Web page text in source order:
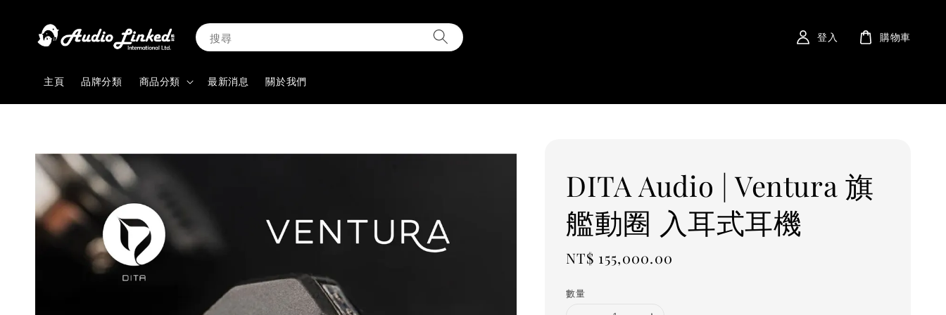
搜尋
主頁 品牌分類 商品分類 最新消息 關於我們
登入 購物車
DITA Audio | Ventura 旗
艦動圈 入耳式耳機
Regular
NT$ 155,000.00
數量